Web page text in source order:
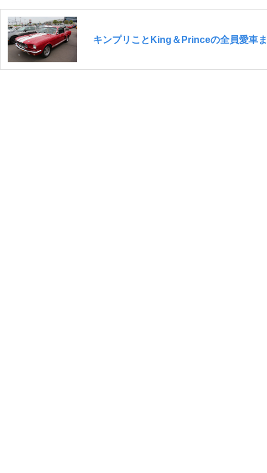
キンプリことKing＆Princeの全員愛車